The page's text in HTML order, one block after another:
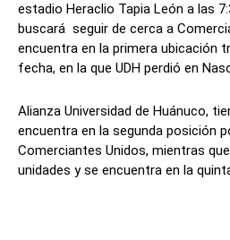
estadio Heraclio Tapia León a las
buscará seguir de cerca a
encuentra en la primera ubicación
fecha, en la que UDH perdió en
Alianza Universidad de Huánuco,
encuentra en la segunda posición
Comerciantes Unidos, mientras
unidades y se encuentra en la